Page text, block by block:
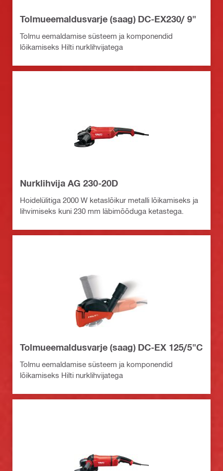
Tolmueemaldusvarje (saag) DC-EX230/ 9"
Tolmu eemaldamise süsteem ja komponendid
lõikamiseks Hilti nurklihvijatega
Nurklihvija AG 230-20D
Hoidelülitiga 2000 W ketaslõikur metalli lõikamiseks ja
lihvimiseks kuni 230 mm läbimõõduga ketastega.
Tolmueemaldusvarje (saag) DC-EX 125/5"C
Tolmu eemaldamise süsteem ja komponendid
lõikamiseks Hilti nurklihvijatega